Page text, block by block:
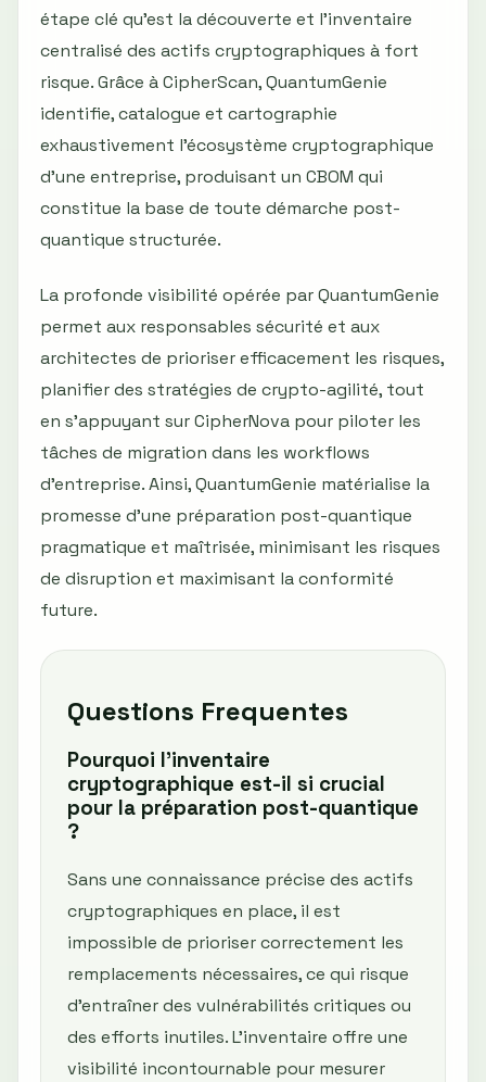
étape clé qu'est la découverte et l'inventaire
centralisé des actifs cryptographiques à fort
risque. Grâce à CipherScan, QuantumGenie
identifie, catalogue et cartographie
exhaustivement l’écosystème cryptographique
d'une entreprise, produisant un CBOM qui
constitue la base de toute démarche post-
quantique structurée.
La profonde visibilité opérée par QuantumGenie
permet aux responsables sécurité et aux
architectes de prioriser efficacement les risques,
planifier des stratégies de crypto-agilité, tout
en s’appuyant sur CipherNova pour piloter les
tâches de migration dans les workflows
d’entreprise. Ainsi, QuantumGenie matérialise la
promesse d’une préparation post-quantique
pragmatique et maîtrisée, minimisant les risques
de disruption et maximisant la conformité
future.
Questions Frequentes
Pourquoi l'inventaire
cryptographique est-il si crucial
pour la préparation post-quantique
?
Sans une connaissance précise des actifs
cryptographiques en place, il est
impossible de prioriser correctement les
remplacements nécessaires, ce qui risque
d'entraîner des vulnérabilités critiques ou
des efforts inutiles. L'inventaire offre une
visibilité incontournable pour mesurer